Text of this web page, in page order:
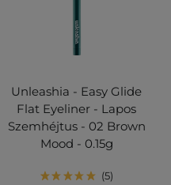
Unleashia - Easy Glide
Flat Eyeliner - Lapos
Szemhéjtus - 02 Brown
Mood - 0.15g
5